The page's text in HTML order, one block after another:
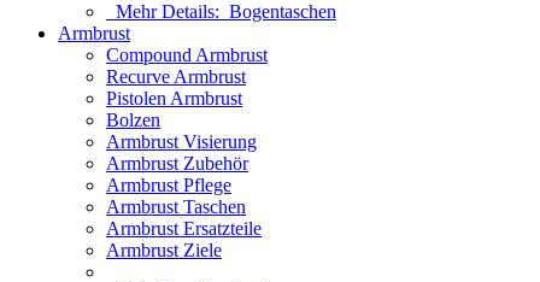
Mehr Details: Bogentaschen
Armbrust
Compound Armbrust
Recurve Armbrust
Pistolen Armbrust
Bolzen
Armbrust Visierung
Armbrust Zubehör
Armbrust Pflege
Armbrust Taschen
Armbrust Ersatzteile
Armbrust Ziele